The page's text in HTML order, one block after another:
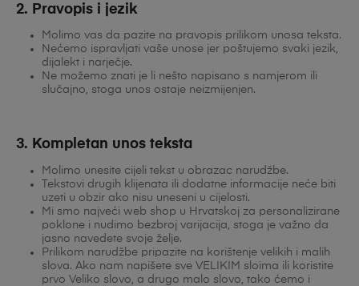
2. Pravopis i jezik
Molimo vas da pazite na pravopis prilikom unosa teksta.
Nećemo ispravljati vaše unose jer poštujemo svaki jezik,
dijalekt i narječje.
Ne možemo znati je li nešto napisano s namjerom ili
slučajno, stoga unos ostaje neizmijenjen.
3. Kompletan unos teksta
Molimo unesite cijeli tekst u obrazac narudžbe.
Tekstovi drugih klijenata ili dodatne informacije neće biti
uzeti u obzir ako nisu uneseni u cijelosti.
Mi smo najveći web shop u Hrvatskoj za personalizirane
poklone i nudimo bezbroj varijacija, stoga je važno da
jasno navedete svoje želje.
Prilikom narudžbe pripazite na korištenje velikih i malih
slova. Ako nam napišete sve VELIKIM sloima ili koristite
prvo Veliko slovo, a drugo malo slovo, tako ćemo i